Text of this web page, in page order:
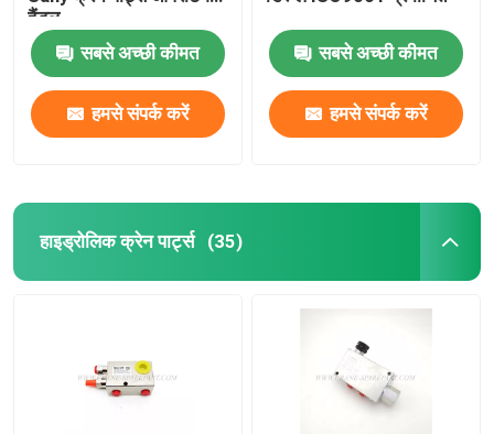
हैंडल
सबसे अच्छी कीमत
हमसे संपर्क करें
सबसे अच्छी कीमत
हमसे संपर्क करें
हाइड्रोलिक क्रेन पार्ट्स (35)